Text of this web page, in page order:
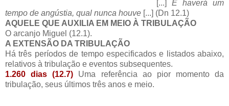
[...] E haverá um
tempo de angústia, qual nunca houve [...] (Dn 12.1)
AQUELE QUE AUXILIA EM MEIO À TRIBULAÇÃO
O arcanjo Miguel (12.1).
A EXTENSÃO DA TRIBULAÇÃO
Há três períodos de tempo especificados e listados abaixo,
relativos à tribulação e eventos subsequentes.
1.260 dias (12.7) Uma referência ao pior momento da
tribulação, seus últimos três anos e meio.